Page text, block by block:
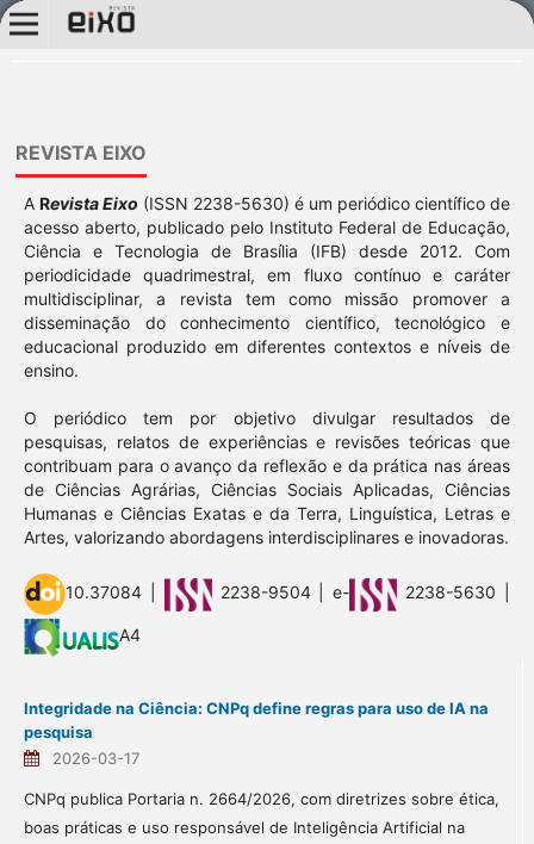
REVISTA EIXO
A Revista Eixo (ISSN 2238-5630) é um periódico científico de
acesso aberto, publicado pelo Instituto Federal de Educação,
Ciência e Tecnologia de Brasília (IFB) desde 2012. Com
periodicidade quadrimestral, em fluxo contínuo e caráter
multidisciplinar, a revista tem como missão promover a
disseminação do conhecimento científico, tecnológico e
educacional produzido em diferentes contextos e níveis de
ensino.
O periódico tem por objetivo divulgar resultados de
pesquisas, relatos de experiências e revisões teóricas que
contribuam para o avanço da reflexão e da prática nas áreas
de Ciências Agrárias, Ciências Sociais Aplicadas, Ciências
Humanas e Ciências Exatas e da Terra, Linguística, Letras e
Artes, valorizando abordagens interdisciplinares e inovadoras.
10.37084 | 2238-9504 | e- 2238-5630 |
A4
Integridade na Ciência: CNPq define regras para uso de IA na
pesquisa
2026-03-17
CNPq publica Portaria n. 2664/2026, com diretrizes sobre ética,
boas práticas e uso responsável de Inteligência Artificial na